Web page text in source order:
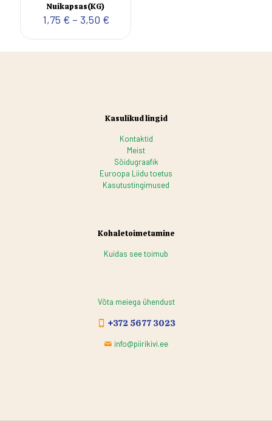
Nuikapsas(KG)
1,75 € – 3,50 €Hinnavahemik:
1,75 €
kuni
3,50 €
Kasulikud lingid
Kontaktid
Meist
Sõidugraafik
Euroopa Liidu toetus
Kasutustingimused
Kohaletoimetamine
Kuidas see toimub
Võta meiega ühendust
+372 5677 3023
info@piirikivi.ee